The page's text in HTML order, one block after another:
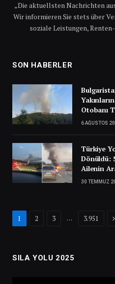
„Die aktuellsten Nachrichten
Wir informieren Sie stets über
soziale Leistungen,
SON HABERLER
Otobanı
6 AĞUSTOS
Türkiye
Dönüldü:
Ailenin
30 TEMMUZ
1 2 3 … 3.951
SILA YOLU 2025